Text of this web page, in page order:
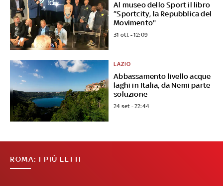
Al museo dello Sport il libro
“Sportcity, la Repubblica del
Movimento"
31 ott - 12:09
Abbassamento livello acque
laghi in Italia, da Nemi parte
soluzione
LAZIO
24 set - 22:44
ROMA: I PIÙ LETTI